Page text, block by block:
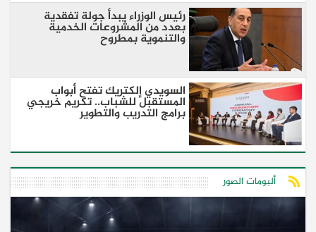
رئيس الوزراء يبدأ جولة تفقدية
بعدد من المشروعات الخدمية
والتنموية بمطروح
السويدي إلكتريك تفتح أبواب
المستقبل للشباب.. تكريم خريجي
برامج التدريب والتطوير
ألبومات الصور